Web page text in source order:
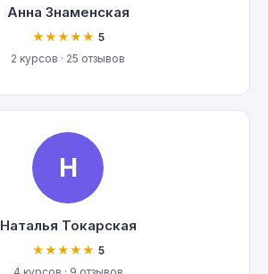
Анна Знаменская
★★★★★ 5
2 курсов · 25 отзывов
Н
Наталья Токарская
★★★★★ 5